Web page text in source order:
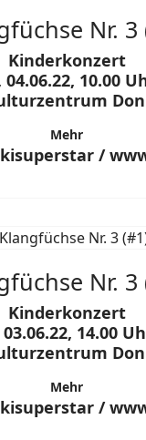
Nr. 3
Kinderkonzert
04.06.22, 10.00
Don
Mehr
/
Nr. 3
Kinderkonzert
03.06.22, 14.00
Don
Mehr
/